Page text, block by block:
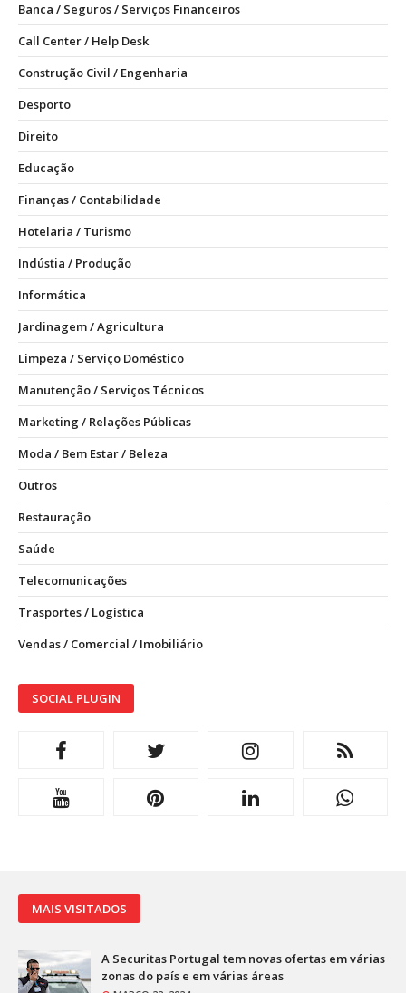
Banca / Seguros / Serviços Financeiros
Call Center / Help Desk
Construção Civil / Engenharia
Desporto
Direito
Educação
Finanças / Contabilidade
Hotelaria / Turismo
Indústia / Produção
Informática
Jardinagem / Agricultura
Limpeza / Serviço Doméstico
Manutenção / Serviços Técnicos
Marketing / Relações Públicas
Moda / Bem Estar / Beleza
Outros
Restauração
Saúde
Telecomunicações
Trasportes / Logística
Vendas / Comercial / Imobiliário
SOCIAL PLUGIN
MAIS VISITADOS
A Securitas Portugal tem novas ofertas em várias
zonas do país e em várias áreas